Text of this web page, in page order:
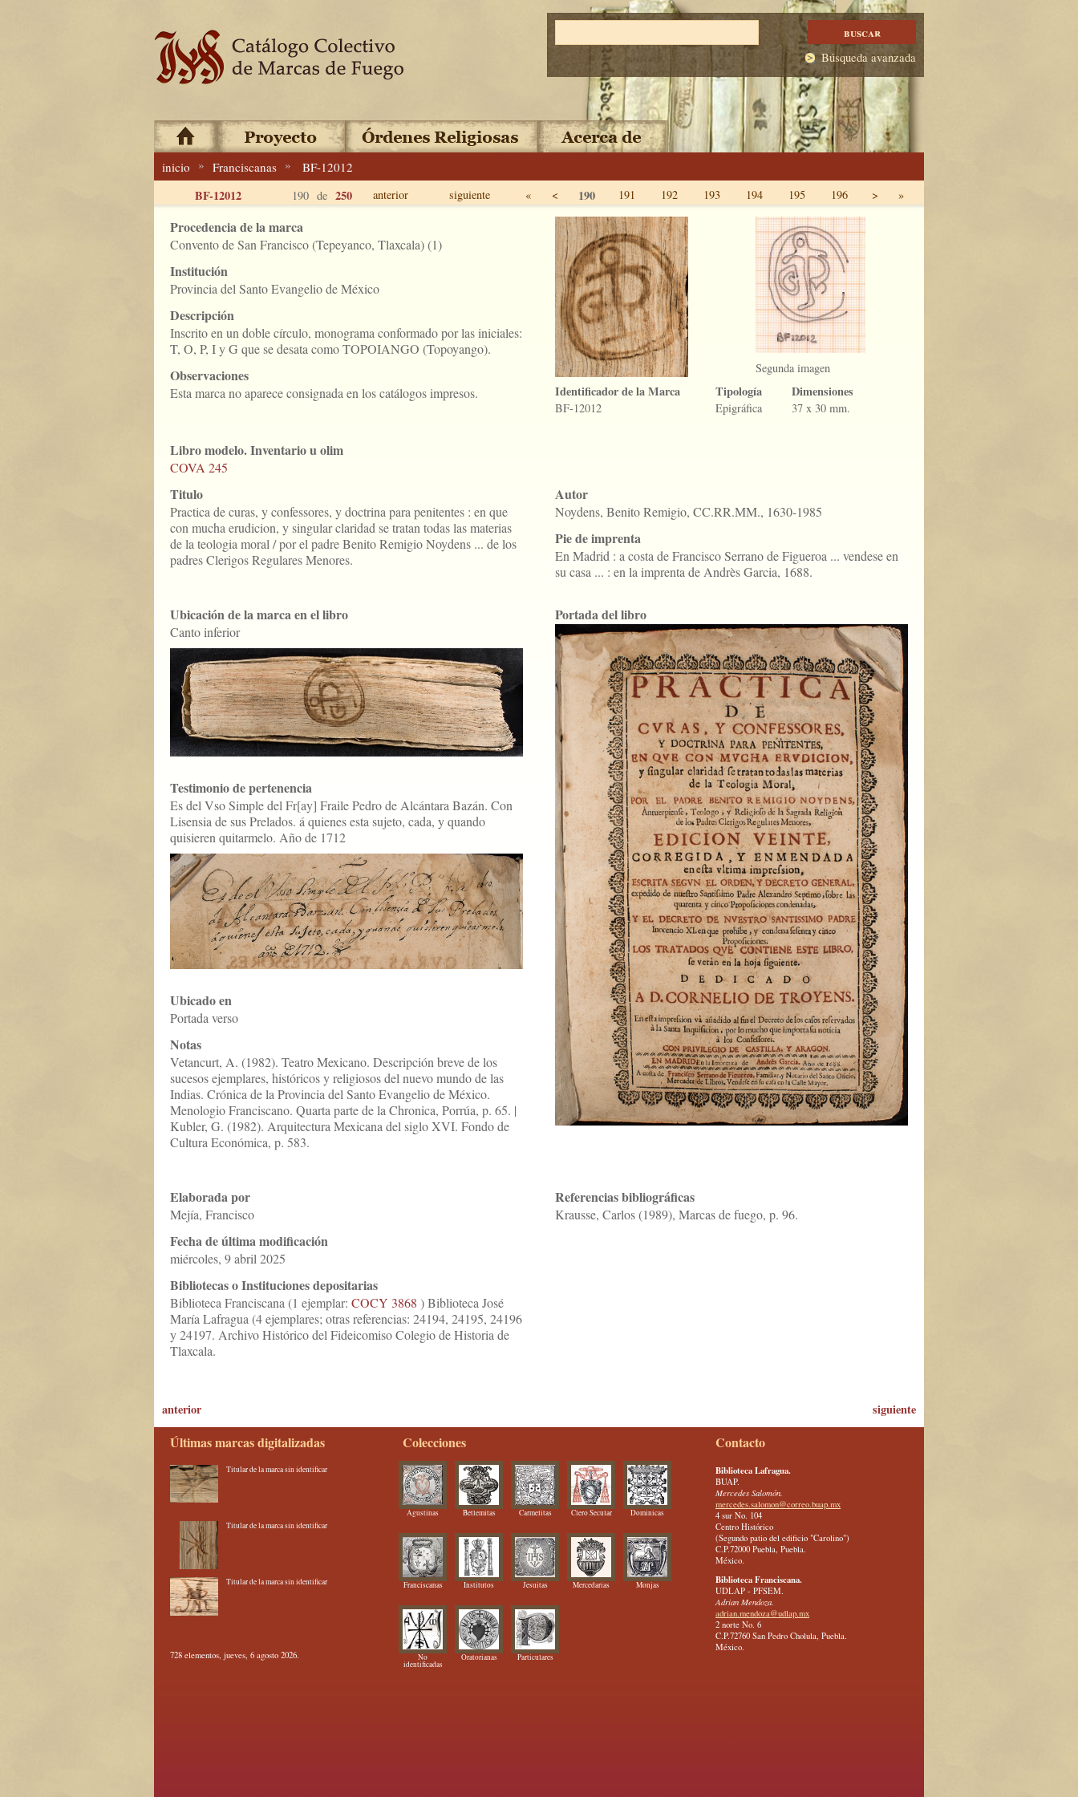
Búsqueda avanzada
inicio » Franciscanas » BF-12012
BF-12012 190 de 250 anterior siguiente « < 190 191 192 193 194 195 196 > »
Procedencia de la marca
Convento de San Francisco (Tepeyanco, Tlaxcala) (1)
Institución
Provincia del Santo Evangelio de México
Descripción
Inscrito en un doble círculo, monograma conformado por las iniciales:
T, O, P, I y G que se desata como TOPOIANGO (Topoyango).
Observaciones
Esta marca no aparece consignada en los catálogos impresos.
Segunda imagen
Identificador de la Marca
BF-12012
Tipología
Epigráfica
Dimensiones
37 x 30 mm.
Libro modelo. Inventario u olim
COVA 245
Titulo
Practica de curas, y confessores, y doctrina para penitentes : en que
con mucha erudicion, y singular claridad se tratan todas las materias
de la teologia moral / por el padre Benito Remigio Noydens ... de los
padres Clerigos Regulares Menores.
Autor
Noydens, Benito Remigio, CC.RR.MM., 1630-1985
Pie de imprenta
En Madrid : a costa de Francisco Serrano de Figueroa ... vendese en
su casa ... : en la imprenta de Andrès Garcia, 1688.
Ubicación de la marca en el libro
Canto inferior
Testimonio de pertenencia
Es del Vso Simple del Fr[ay] Fraile Pedro de Alcántara Bazán. Con
Lisensia de sus Prelados. á quienes esta sujeto, cada, y quando
quisieren quitarmelo. Año de 1712
Ubicado en
Portada verso
Notas
Vetancurt, A. (1982). Teatro Mexicano. Descripción breve de los
sucesos ejemplares, históricos y religiosos del nuevo mundo de las
Indias. Crónica de la Provincia del Santo Evangelio de México.
Menologio Franciscano. Quarta parte de la Chronica, Porrúa, p. 65. |
Kubler, G. (1982). Arquitectura Mexicana del siglo XVI. Fondo de
Cultura Económica, p. 583.
Portada del libro
Elaborada por
Mejía, Francisco
Fecha de última modificación
miércoles, 9 abril 2025
Bibliotecas o Instituciones depositarias
Biblioteca Franciscana (1 ejemplar: COCY 3868 ) Biblioteca José
María Lafragua (4 ejemplares; otras referencias: 24194, 24195, 24196
y 24197. Archivo Histórico del Fideicomiso Colegio de Historia de
Tlaxcala.
Referencias bibliográficas
Krausse, Carlos (1989), Marcas de fuego, p. 96.
anterior siguiente
Últimas marcas digitalizadas
Titular de la marca sin identificar
Titular de la marca sin identificar
Titular de la marca sin identificar
728 elementos, jueves, 6 agosto 2026.
Colecciones
Agustinas Betlemitas Carmelitas Clero Secular Dominicas
Franciscanas Institutos Jesuitas Mercedarias Monjas
No
identificadas
Oratorianas Particulares
Contacto
Biblioteca Lafragua.
BUAP.
Mercedes Salomón.
mercedes.salomon@correo.buap.mx
4 sur No. 104
Centro Histórico
(Segundo patio del edificio "Carolino")
C.P.72000 Puebla, Puebla.
México.
Biblioteca Franciscana.
UDLAP - PFSEM.
Adrian Mendoza.
adrian.mendoza@udlap.mx
2 norte No. 6
C.P.72760 San Pedro Cholula, Puebla.
México.